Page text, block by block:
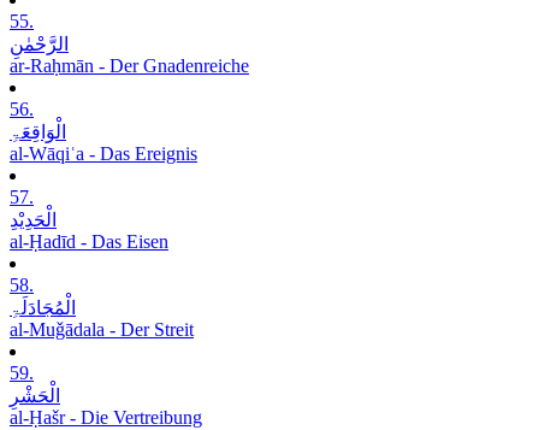
55.
الرَّحْمٰنِ
ar-Raḥmān - Der Gnadenreiche
56.
الْوَاقِعَۃِ
al-Wāqiʿa - Das Ereignis
57.
الْحَدِیْدِ
al-Ḥadīd - Das Eisen
58.
الْمُجَادَلَۃِ
al-Muǧādala - Der Streit
59.
الْحَشْرِ
al-Ḥašr - Die Vertreibung